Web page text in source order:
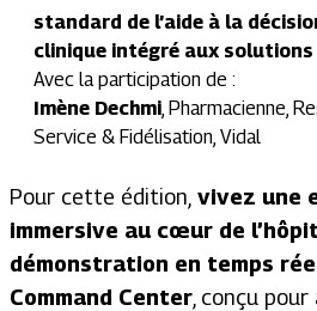
standard de l’aide à la
clinique intégré aux solutions
Avec la participation de :
Imène Dechmi, Pharmacienne,
Service & Fidélisation, Vidal
Pour cette édition, vivez une
immersive au cœur de
démonstration en temps
Command Center , conçu